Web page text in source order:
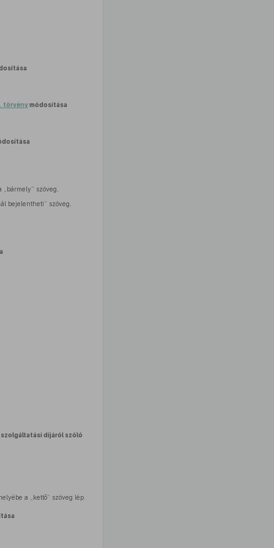
törvénymódosítása
szöveg,
bejelentheti” szöveg,
díjáról szóló
a „kettő” szöveg lép.